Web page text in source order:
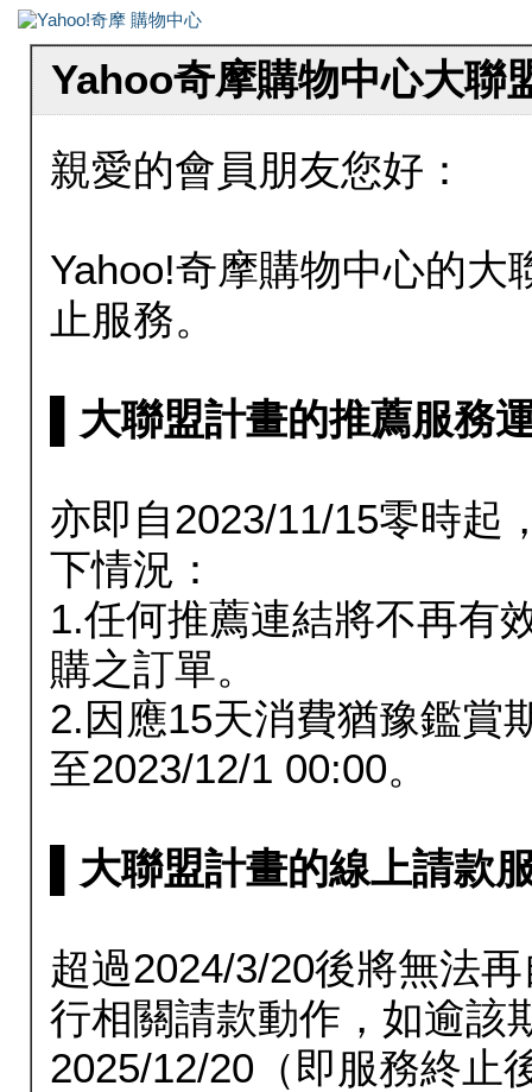
Yahoo奇摩購物中心大聯
親愛的會員朋友您好：
Yahoo!奇摩購物中心的大
止服務。
▌大聯盟計畫的推薦服務
亦即自2023/11/15零時起
下情況：
1.任何推薦連結將不再有
購之訂單。
2.因應15天消費猶豫鑑賞
至2023/12/1 00:00。
▌大聯盟計畫的線上請款
超過2024/3/20後將無法
行相關請款動作，如逾該
2025/12/20（即服務終止